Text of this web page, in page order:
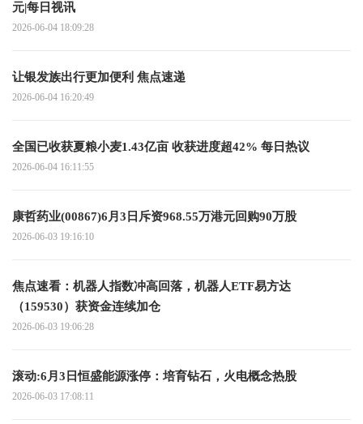
元|每日视讯
2026-06-04 18:09:28
让银发族出行更加便利 焦点速递
2026-06-04 16:20:49
全国已收获夏粮小麦1.43亿亩 收获进度超42% 每日热议
2026-06-04 16:11:55
康哲药业(00867)6月3日斥资968.55万港元回购90万股
2026-06-03 19:16:10
焦点速看：机器人指数冲高回落，机器人ETF易方达
（159530）获资金连续加仓
2026-06-03 19:06:28
滚动:6月3日恒盛能源涨停：培育钻石，火电概念热股
2026-06-03 17:08:11